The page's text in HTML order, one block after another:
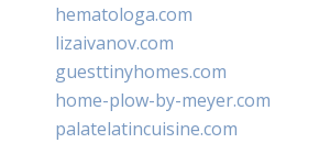
hematologa.com
lizaivanov.com
guesttinyhomes.com
home-plow-by-meyer.com
palatelatincuisine.com